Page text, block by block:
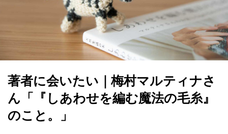
著者に会いたい｜梅村マルティナさ
ん「『しあわせを編む魔法の毛糸』
のこと。」